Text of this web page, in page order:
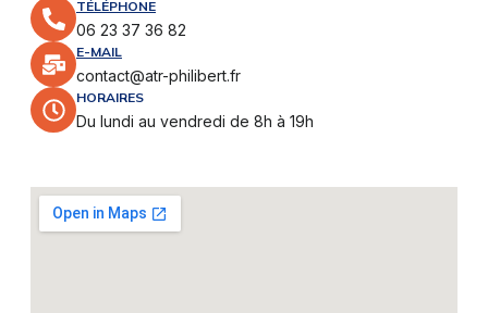
TÉLÉPHONE
06 23 37 36 82
E-MAIL
contact@atr-philibert.fr
HORAIRES
Du lundi au vendredi de 8h à 19h